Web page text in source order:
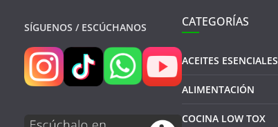
SÍGUENOS / ESCÚCHANOS CATEGORÍAS
ACEITES ESENCIALES
ALIMENTACIÓN
COCINA LOW TOX